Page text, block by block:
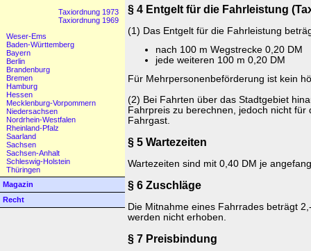
Taxiordnung 1973
Taxiordnung 1969
Weser-Ems
Baden-Württemberg
Bayern
Berlin
Brandenburg
Bremen
Hamburg
Hessen
Mecklenburg-Vorpommern
Niedersachsen
Nordrhein-Westfalen
Rheinland-Pfalz
Saarland
Sachsen
Sachsen-Anhalt
Schleswig-Holstein
Thüringen
Magazin
Recht
§ 4 Entgelt für die Fahrleistung
(1) Das Entgelt für die Fahrleistung
nach 100 m Wegstrecke 0,20 DM
jede weiteren 100 m 0,20 DM
Für Mehrpersonenbeförderung ist kein
(2) Bei Fahrten über das Stadtgebiet
Fahrpreis zu berechnen, jedoch nicht für
Fahrgast.
§ 5 Wartezeiten
Wartezeiten sind mit 0,40 DM je
§ 6 Zuschläge
Die Mitnahme eines Fahrrades beträgt
werden nicht erhoben.
§ 7 Preisbindung